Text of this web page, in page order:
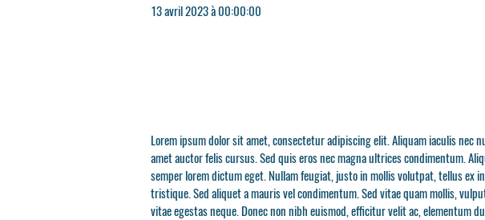
13 avril 2023 à 00:00:00
Lorem ipsum dolor sit amet, consectetur adipiscing elit. Aliquam iaculis nec
amet auctor felis cursus. Sed quis eros nec magna ultrices condimentum.
semper lorem dictum eget. Nullam feugiat, justo in mollis volutpat, tellus
tristique. Sed aliquet a mauris vel condimentum. Sed vitae quam mollis,
vitae egestas neque. Donec non nibh euismod, efficitur velit ac, elementum